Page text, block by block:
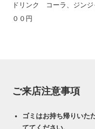
ドリンク コーラ、ジン
００円
ご来店注意事項
ゴミはお持ち帰りいた
ててください。